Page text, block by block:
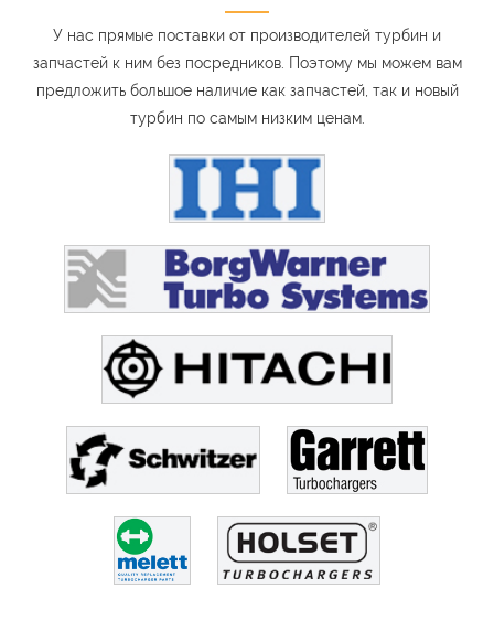
У нас прямые поставки от производителей турбин и
запчастей к ним без посредников. Поэтому мы можем вам
предложить большое наличие как запчастей, так и новый
турбин по самым низким ценам.